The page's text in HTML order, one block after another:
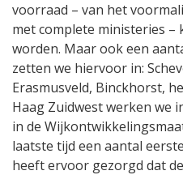
voorraad – van het
met complete ministeries –
worden. Maar ook een
zetten we hiervoor in:
Erasmusveld, Binckhorst,
Haag Zuidwest werken we
in de
laatste tijd een aantal
heeft ervoor gezorgd dat